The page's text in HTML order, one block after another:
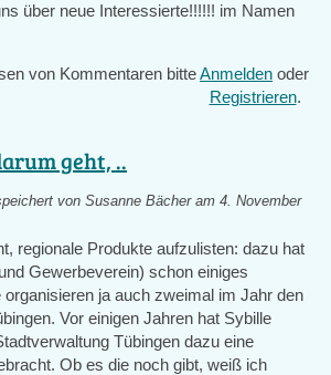
über neue Interessierte!!!!!! im Namen
von Kommentaren bitteAnmelden oder
Registrieren.
geht, ..
von Susanne Bächeram 4. November
regionale Produkte aufzulisten: dazu hat
Gewerbeverein) schon einiges
organisieren ja auch zweimal im Jahr den
Vor einigen Jahren hat Sybille
Tübingen dazu eine
Ob es die noch gibt, weiß ich